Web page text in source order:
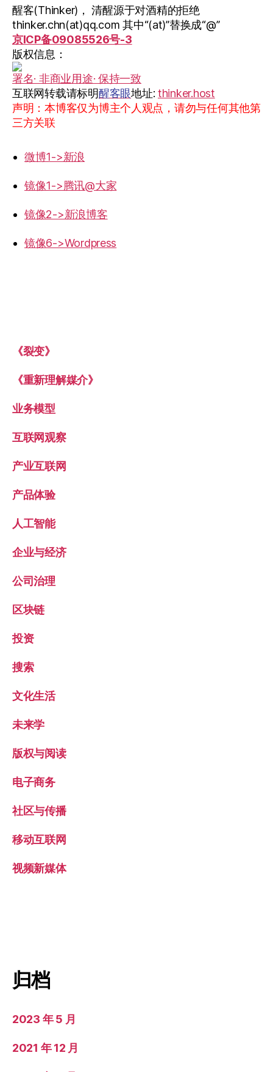
醒客(Thinker)， 清醒源于对酒精的拒绝
thinker.chn(at)qq.com 其中“(at)”替换成“@”
京ICP备09085526号-3
版权信息：
署名· 非商业用途· 保持一致
互联网转载请标明醒客眼地址: thinker.host
声明：本博客仅为博主个人观点，请勿与任何其他第
三方关联
微博1->新浪
镜像1->腾讯@大家
镜像2->新浪博客
镜像6->Wordpress
《裂变》
《重新理解媒介》
业务模型
互联网观察
产业互联网
产品体验
人工智能
企业与经济
公司治理
区块链
投资
搜索
文化生活
未来学
版权与阅读
电子商务
社区与传播
移动互联网
视频新媒体
归档
2023 年 5 月
2021 年 12 月